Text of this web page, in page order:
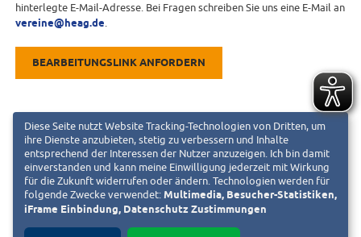
hinterlegte E-Mail-Adresse. Bei Fragen schreiben Sie uns eine E-Mail an
vereine@heag.de.
BEARBEITUNGSLINK ANFORDERN
Diese Seite nutzt Website Tracking-Technologien von Dritten, um
ihre Dienste anzubieten, stetig zu verbessern und Inhalte
entsprechend der Interessen der Nutzer anzuzeigen. Ich bin damit
einverstanden und kann meine Einwilligung jederzeit mit Wirkung
für die Zukunft widerrufen oder ändern. Technologien werden für
folgende Zwecke verwendet: Multimedia, Besucher-Statistiken,
iFrame Einbindung, Datenschutz Zustimmungen